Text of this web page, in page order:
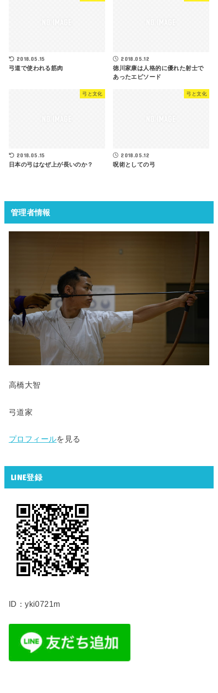
2018.05.15
弓道で使われる筋肉
2018.05.12
徳川家康は人格的に優れた射士で
あったエピソード
弓と文化
2018.05.15
日本の弓はなぜ上が長いのか？
弓と文化
2018.05.12
呪術としての弓
管理者情報
高橋大智
弓道家
プロフィールを見る
LINE登録
ID：yki0721m